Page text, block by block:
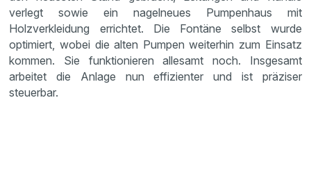
verlegt sowie ein nagelneues Pumpenhaus mit
Holzverkleidung errichtet. Die Fontäne selbst wurde
optimiert, wobei die alten Pumpen weiterhin zum Einsatz
kommen. Sie funktionieren allesamt noch. Insgesamt
arbeitet die Anlage nun effizienter und ist präziser
steuerbar.